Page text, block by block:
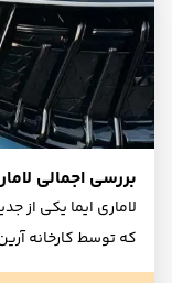
بررسی اجمالی
لاماری ایما یکی از
که توسط کارخانه